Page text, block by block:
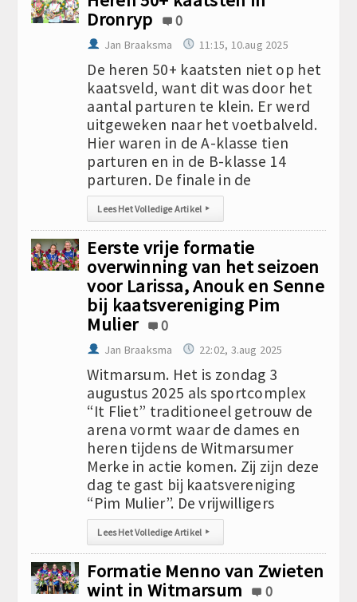
Dronryp
0
Jan Braaksma 11:15, 10.aug 2025
De heren 50+ kaatsten niet op het
kaatsveld, want dit was door het
aantal parturen te klein. Er werd
uitgeweken naar het voetbalveld.
Hier waren in de A-klasse tien
parturen en in de B-klasse 14
parturen. De finale in de
Lees Het Volledige Artikel ▸
Eerste vrije formatie
overwinning van het seizoen
voor Larissa, Anouk en Senne
bij kaatsvereniging Pim
Mulier
0
Jan Braaksma 22:02, 3.aug 2025
Witmarsum. Het is zondag 3
augustus 2025 als sportcomplex
“It Fliet” traditioneel getrouw de
arena vormt waar de dames en
heren tijdens de Witmarsumer
Merke in actie komen. Zij zijn deze
dag te gast bij kaatsvereniging
“Pim Mulier”. De vrijwilligers
Lees Het Volledige Artikel ▸
Formatie Menno van Zwieten
wint in Witmarsum
0